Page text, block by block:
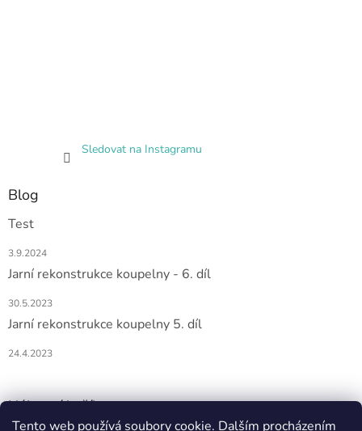
Tento web používá soubory cookie. Dalším procházením
Sledovat na Instagramu
Blog
Test
3.9.2024
Jarní rekonstrukce koupelny - 6. díl
30.5.2023
Jarní rekonstrukce koupelny 5. díl
24.4.2023
Nákupní košík